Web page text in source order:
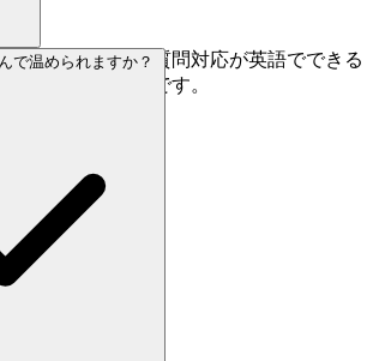
能です。受付や質問対応が英語でできる
がない方も安心です。
で温められますか？